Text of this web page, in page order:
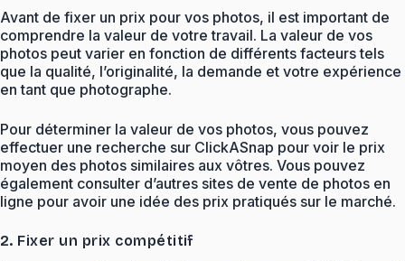
Avant de fixer un prix pour vos photos, il est important de
comprendre la valeur de votre travail. La valeur de vos
photos peut varier en fonction de différents facteurs tels
que la qualité, l’originalité, la demande et votre expérience
en tant que photographe.
Pour déterminer la valeur de vos photos, vous pouvez
effectuer une recherche sur ClickASnap pour voir le prix
moyen des photos similaires aux vôtres. Vous pouvez
également consulter d’autres sites de vente de photos en
ligne pour avoir une idée des prix pratiqués sur le marché.
2. Fixer un prix compétitif